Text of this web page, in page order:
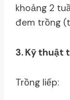
khoảng 2
đem trồng
3. Kỹ thuật
Trồng liếp: